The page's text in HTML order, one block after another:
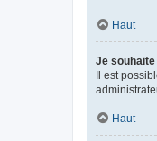
Haut
Je souhaite
Il est
Haut